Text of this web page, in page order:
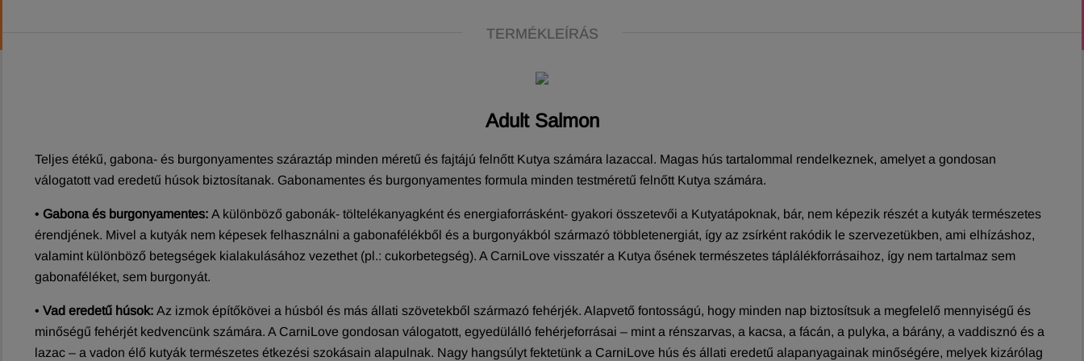
TERMÉKLEÍRÁS
Adult Salmon
Teljes étékű, gabona- és burgonyamentes száraztáp minden méretű és fajtájú felnőtt Kutya számára lazaccal. Magas hús tartalommal rendelkeznek, amelyet a gondosan
válogatott vad eredetű húsok biztosítanak. Gabonamentes és burgonyamentes formula minden testméretű felnőtt Kutya számára.
• Gabona és burgonyamentes: A különböző gabonák- töltelékanyagként és energiaforrásként- gyakori összetevői a Kutyatápoknak, bár, nem képezik részét a kutyák természetes
érendjének. Mivel a kutyák nem képesek felhasználni a gabonafélékből és a burgonyákból származó többletenergiát, így az zsírként rakódik le szervezetükben, ami elhízáshoz,
valamint különböző betegségek kialakulásához vezethet (pl.: cukorbetegség). A CarniLove visszatér a Kutya ősének természetes táplálékforrásaihoz, így nem tartalmaz sem
gabonaféléket, sem burgonyát.
• Vad eredetű húsok: Az izmok építőkövei a húsból és más állati szövetekből származó fehérjék. Alapvető fontosságú, hogy minden nap biztosítsuk a megfelelő mennyiségű és
minőségű fehérjét kedvencünk számára. A CarniLove gondosan válogatott, egyedülálló fehérjeforrásai – mint a rénszarvas, a kacsa, a fácán, a pulyka, a bárány, a vaddisznó és a
lazac – a vadon élő kutyák természetes étkezési szokásain alapulnak. Nagy hangsúlyt fektetünk a CarniLove hús és állati eredetű alapanyagainak minőségére, melyek kizárólag